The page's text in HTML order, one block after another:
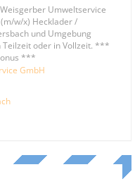
Umweltservice
w/x) Hecklader /
und Umgebung
Teilzeit oder in Vollzeit. ***
***
GmbH